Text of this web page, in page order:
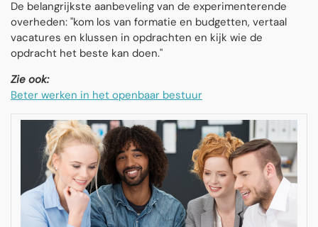
De belangrijkste aanbeveling van de experimenterende
overheden: "kom los van formatie en budgetten, vertaal
vacatures en klussen in opdrachten en kijk wie de
opdracht het beste kan doen."
Zie ook:
Beter werken in het openbaar bestuur